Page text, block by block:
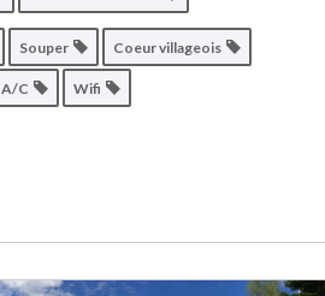
Souper Coeur villageois
A/C Wifi